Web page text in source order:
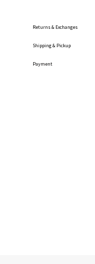
Returns & Exchanges
Shipping& Pickup
Payment